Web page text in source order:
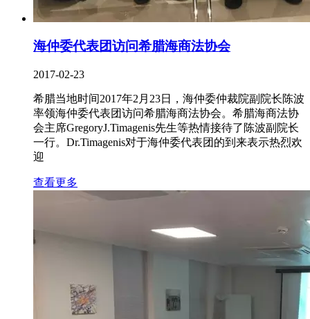
海仲委代表团访问希腊海商法协会
2017-02-23
希腊当地时间2017年2月23日，海仲委仲裁院副院长陈波
率领海仲委代表团访问希腊海商法协会。希腊海商法协
会主席GregoryJ.Timagenis先生等热情接待了陈波副院长
一行。Dr.Timagenis对于海仲委代表团的到来表示热烈欢
迎
查看更多